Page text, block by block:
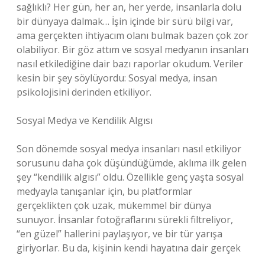
sağlıklı? Her gün, her an, her yerde, insanlarla dolu
bir dünyaya dalmak… İşin içinde bir sürü bilgi var,
ama gerçekten ihtiyacım olanı bulmak bazen çok zor
olabiliyor. Bir göz attım ve sosyal medyanın insanları
nasıl etkilediğine dair bazı raporlar okudum. Veriler
kesin bir şey söylüyordu: Sosyal medya, insan
psikolojisini derinden etkiliyor.
Sosyal Medya ve Kendilik Algısı
Son dönemde sosyal medya insanları nasıl etkiliyor
sorusunu daha çok düşündüğümde, aklıma ilk gelen
şey “kendilik algısı” oldu. Özellikle genç yaşta sosyal
medyayla tanışanlar için, bu platformlar
gerçeklikten çok uzak, mükemmel bir dünya
sunuyor. İnsanlar fotoğraflarını sürekli filtreliyor,
“en güzel” hallerini paylaşıyor, ve bir tür yarışa
giriyorlar. Bu da, kişinin kendi hayatına dair gerçek